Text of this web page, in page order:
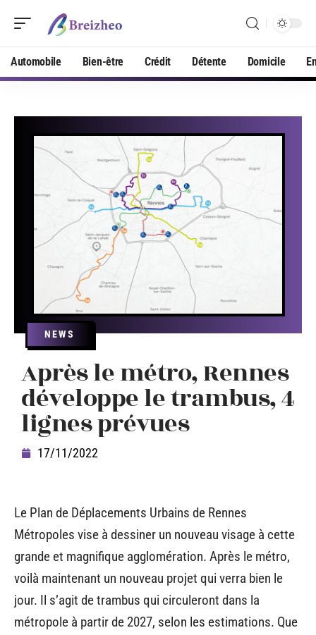
Automobile Bien-être Crédit Détente Domicile
NEWS
Après le métro, Rennes
développe le trambus, 4
lignes prévues
17/11/2022
Le Plan de Déplacements Urbains de Rennes
Métropoles vise à dessiner un nouveau visage à cette
grande et magnifique agglomération. Après le métro,
voilà maintenant un nouveau projet qui verra bien le
jour. Il s’agit de trambus qui circuleront dans la
métropole à partir de 2027, selon les estimations. Que